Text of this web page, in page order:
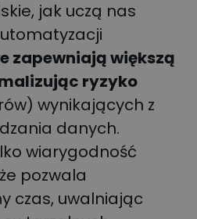
jak uczą nas
zapewniają większą
ryzyko
wynikających z
danych.
wiarygodność
pozwala
czas, uwalniając